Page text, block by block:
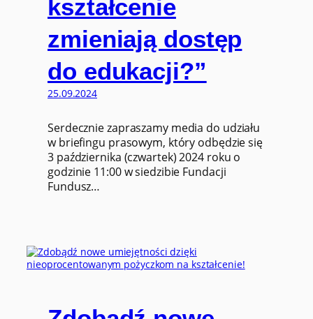
kształcenie
zmieniają dostęp
do edukacji?”
25.09.2024
Serdecznie zapraszamy media do udziału
w briefingu prasowym, który odbędzie się
3 października (czwartek) 2024 roku o
godzinie 11:00 w siedzibie Fundacji
Fundusz…